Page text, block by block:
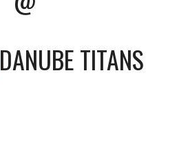
DANUBE TITANS